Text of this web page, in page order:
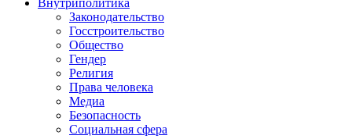
Внутриполитика
Законодательство
Госстроительство
Общество
Гендер
Религия
Права человека
Медиа
Безопасность
Социальная сфера